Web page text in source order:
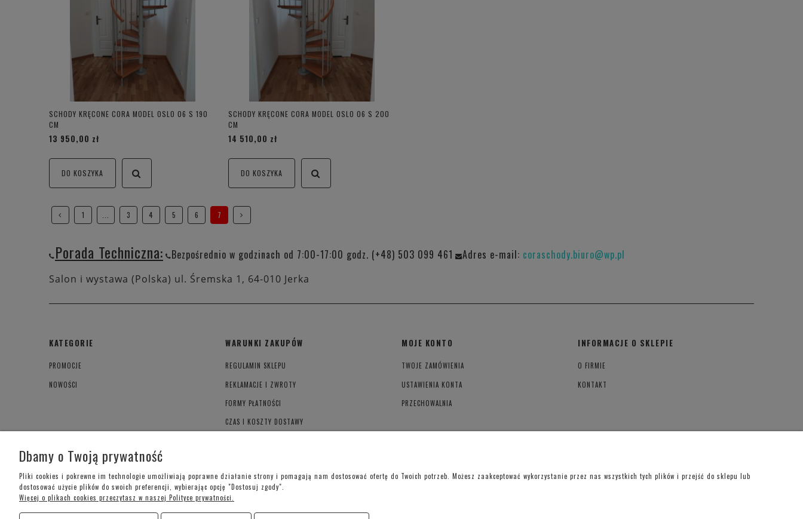
SCHODY KRĘCONE CORA MODEL OSLO 06 S 190
CM
13 950,00 zł
DO KOSZYKA
SCHODY KRĘCONE CORA MODEL OSLO 06 S 200
CM
14 510,00 zł
DO KOSZYKA
1 3 4 5 6 7
Porada Techniczna: Bezpośrednio w godzinach od 7:00-17:00 godz. (+48) 503 099 461 Adres e-mail: coraschody.biuro@wp.pl
Salon i wystawa (Polska) ul. Śremska 1, 64-010 Jerka
KATEGORIE
PROMOCJE
NOWOŚCI
WARUNKI ZAKUPÓW
REGULAMIN SKLEPU
REKLAMACJE I ZWROTY
FORMY PŁATNOŚCI
CZAS I KOSZTY DOSTAWY
MOJE KONTO
TWOJE ZAMÓWIENIA
USTAWIENIA KONTA
PRZECHOWALNIA
INFORMACJE O SKLEPIE
O FIRMIE
KONTAKT
Poniedziałek-Piątek: 09:00 - 19:00,
Dbamy o Twoją prywatność
Pliki cookies i pokrewne im technologie umożliwiają poprawne działanie strony i pomagają nam dostosować ofertę do Twoich potrzeb. Możesz zaakceptować wykorzystanie przez nas wszystkich tych plików i przejść do sklepu lub
dostosować użycie plików do swoich preferencji, wybierając opcję "Dostosuj zgody".
Więcej o plikach cookies przeczytasz w naszej Polityce prywatności.